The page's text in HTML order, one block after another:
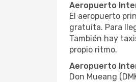
Aeropuerto
El aeropuerto
gratuita. Para
También hay
propio ritmo.
Aeropuerto
Don Mueang